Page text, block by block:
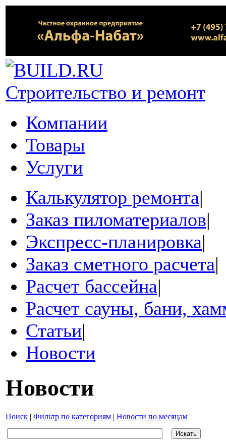
Строительство и ремонт
Компании
Товары
Услуги
Калькулятор ремонта|
Заказ пиломатериалов|
Экспресс-планировка|
Заказ сметного расчета|
Расчет бассейна|
Расчет сауны, бани,
Статьи|
Новости
Новости
Поиск | Фильтр по категориям | Новости по месяцам